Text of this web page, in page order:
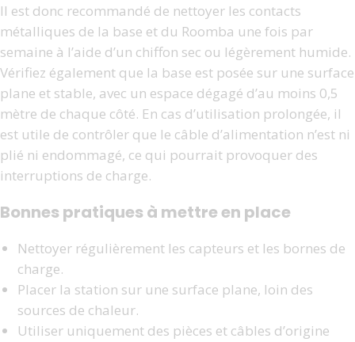
Il est donc recommandé de nettoyer les contacts
métalliques de la base et du Roomba une fois par
semaine à l’aide d’un chiffon sec ou légèrement humide.
Vérifiez également que la base est posée sur une surface
plane et stable, avec un espace dégagé d’au moins 0,5
mètre de chaque côté. En cas d’utilisation prolongée, il
est utile de contrôler que le câble d’alimentation n’est ni
plié ni endommagé, ce qui pourrait provoquer des
interruptions de charge.
Bonnes pratiques à mettre en place
Nettoyer régulièrement les capteurs et les bornes de
charge.
Placer la station sur une surface plane, loin des
sources de chaleur.
Utiliser uniquement des pièces et câbles d’origine